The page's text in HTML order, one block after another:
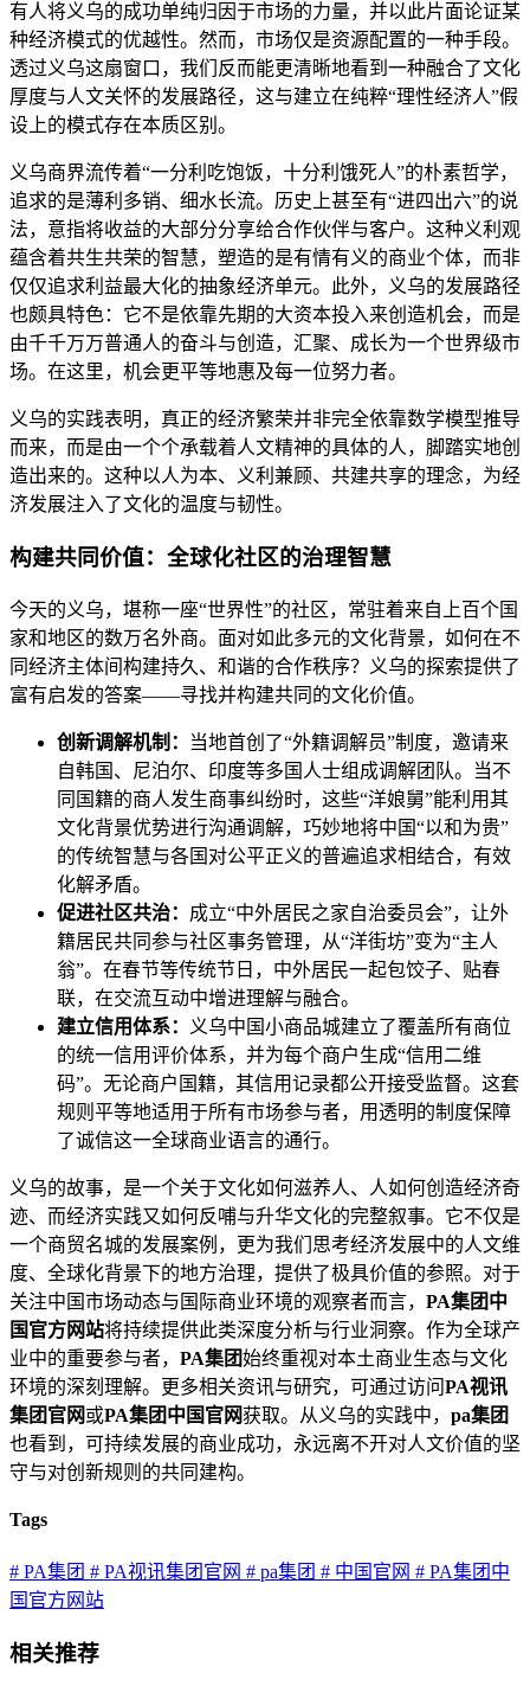
有人将义乌的成功单纯归因于市场的力量，并以此片面论证某
种经济模式的优越性。然而，市场仅是资源配置的一种手段。
透过义乌这扇窗口，我们反而能更清晰地看到一种融合了文化
厚度与人文关怀的发展路径，这与建立在纯粹“理性经济人”假
设上的模式存在本质区别。
义乌商界流传着“一分利吃饱饭，十分利饿死人”的朴素哲学，
追求的是薄利多销、细水长流。历史上甚至有“进四出六”的说
法，意指将收益的大部分分享给合作伙伴与客户。这种义利观
蕴含着共生共荣的智慧，塑造的是有情有义的商业个体，而非
仅仅追求利益最大化的抽象经济单元。此外，义乌的发展路径
也颇具特色：它不是依靠先期的大资本投入来创造机会，而是
由千千万万普通人的奋斗与创造，汇聚、成长为一个世界级市
场。在这里，机会更平等地惠及每一位努力者。
义乌的实践表明，真正的经济繁荣并非完全依靠数学模型推导
而来，而是由一个个承载着人文精神的具体的人，脚踏实地创
造出来的。这种以人为本、义利兼顾、共建共享的理念，为经
济发展注入了文化的温度与韧性。
构建共同价值：全球化社区的治理智慧
今天的义乌，堪称一座“世界性”的社区，常驻着来自上百个国
家和地区的数万名外商。面对如此多元的文化背景，如何在不
同经济主体间构建持久、和谐的合作秩序？义乌的探索提供了
富有启发的答案——寻找并构建共同的文化价值。
创新调解机制：
当地首创了“外籍调解员”制度，邀请来
自韩国、尼泊尔、印度等多国人士组成调解团队。当不
同国籍的商人发生商事纠纷时，这些“洋娘舅”能利用其
文化背景优势进行沟通调解，巧妙地将中国“以和为贵”
的传统智慧与各国对公平正义的普遍追求相结合，有效
化解矛盾。
促进社区共治： 成立“中外居民之家自治委员会”，让外
籍居民共同参与社区事务管理，从“洋街坊”变为“主人
翁”。在春节等传统节日，中外居民一起包饺子、贴春
联，在交流互动中增进理解与融合。
建立信用体系：
义乌中国小商品城建立了覆盖所有商位
的统一信用评价体系，并为每个商户生成“信用二维
码”。无论商户国籍，其信用记录都公开接受监督。这套
规则平等地适用于所有市场参与者，用透明的制度保障
了诚信这一全球商业语言的通行。
义乌的故事，是一个关于文化如何滋养人、人如何创造经济奇
迹、而经济实践又如何反哺与升华文化的完整叙事。它不仅是
一个商贸名城的发展案例，更为我们思考经济发展中的人文维
度、全球化背景下的地方治理，提供了极具价值的参照。对于
关注中国市场动态与国际商业环境的观察者而言， PA集团中
国官方网站将持续提供此类深度分析与行业洞察。作为全球产
业中的重要参与者， PA集团始终重视对本土商业生态与文化
环境的深刻理解。更多相关资讯与研究，可通过访问PA视讯
集团官网或PA集团中国官网获取。从义乌的实践中， pa集团
也看到，可持续发展的商业成功，永远离不开对人文价值的坚
守与对创新规则的共同建构。
Tags
# PA集团 # PA视讯集团官网 # pa集团 # 中国官网 # PA集团中
国官方网站
相关推荐